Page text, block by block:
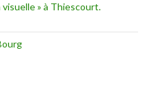
» à Thiescourt.